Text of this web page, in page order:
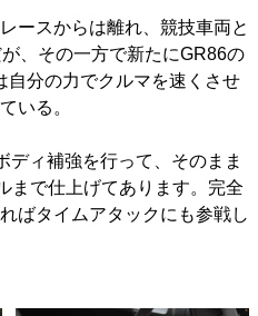
ースからは離れ、競技車両と
、その一方で新たにGR86の
自分の力でクルマを速くさせ
いる。
ディ補強を行って、そのまま
まで仕上げてあります。完全
ばタイムアタックにも参戦し